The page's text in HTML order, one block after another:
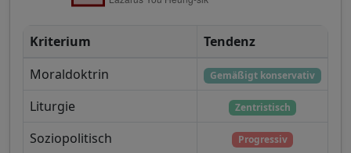
Kriterium
Tendenz
Moraldoktrin
Gemäßigt konservativ
Liturgie Zentristisch
Soziopolitisch Progressiv